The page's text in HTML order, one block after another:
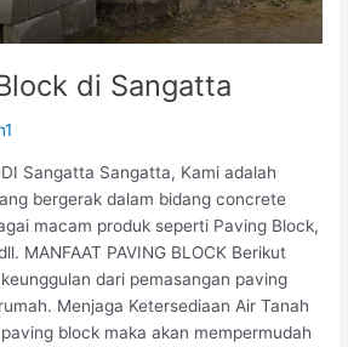
di Sangatta
DI Sangatta Sangatta, Kami adalah
bergerak dalam bidang concrete
macam produk seperti Paving Block,
MANFAAT PAVING BLOCK Berikut
dari pemasangan paving
Menjaga Ketersediaan Air Tanah
block maka akan mempermudah